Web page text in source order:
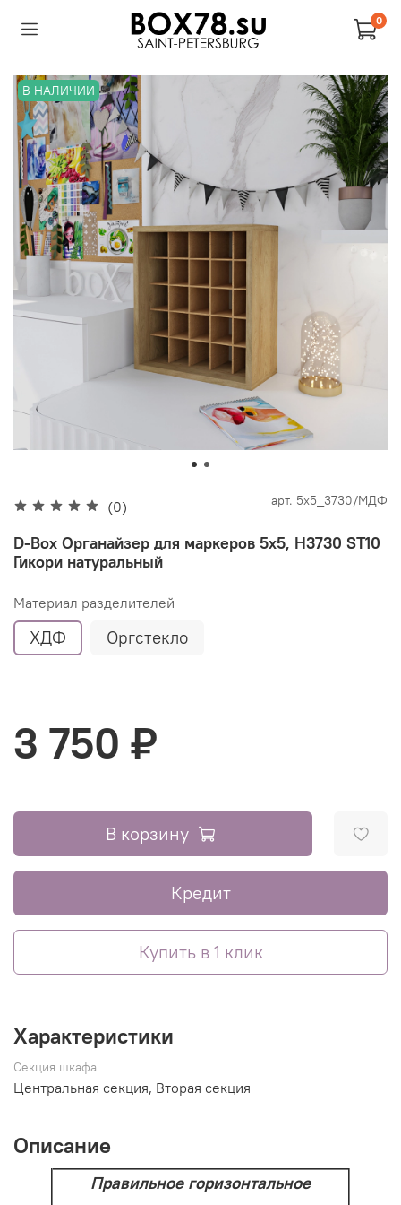
0
В НАЛИЧИИ
(0) арт. 5х5_3730/МДФ
D-Box Органайзер для маркеров 5х5, H3730 ST10
Гикори натуральный
Материал разделителей
ХДФ Оргстекло
3 750 ₽
В корзину
Кредит
Купить в 1 клик
Характеристики
Секция шкафа
Центральная секция, Вторая секция
Описание
Правильное горизонтальное